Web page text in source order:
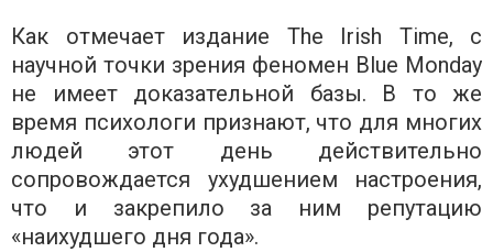
Как отмечает издание The Irish Time, с
научной точки зрения феномен Blue Monday
не имеет доказательной базы. В то же
время психологи признают, что для многих
людей этот день действительно
сопровождается ухудшением настроения,
что и закрепило за ним репутацию
«наихудшего дня года».